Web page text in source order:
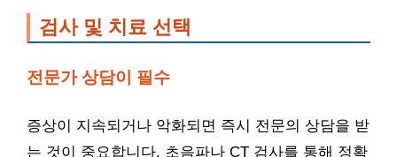
검사 및 치료 선택
전문가 상담이 필수
증상이 지속되거나 악화되면 즉시 전문의 상담을 받
는 것이 중요합니다. 초음파나 CT 검사를 통해 정확